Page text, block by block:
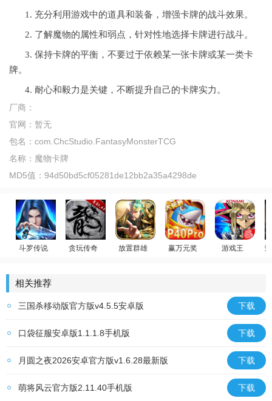
1. 充分利用游戏中的道具和装备，增强卡牌的战斗效果。
2. 了解魔物的属性和弱点，针对性地选择卡牌进行战斗。
3. 保持卡牌的平衡，不要过于依赖某一张卡牌或某一类卡
牌。
4. 耐心和毅力是关键，不断提升自己的卡牌实力。
厂商：
官网： 暂无
包名： com.ChcStudio.FantasyMonsterTCG
名称： 魔物卡牌
MD5值： 94d50bd5cf05281de12bb2a35a4298de
斗罗传说
贪玩传奇
放置群雄
回合制卡牌
赢万元奖
游戏王
相关推荐
三国杀移动版官方版v4.5.5安卓版 下载
口袋征服安卓版1.1.1.8手机版 下载
月圆之夜2026安卓官方版v1.6.28最新版 下载
萌将风云官方版2.11.40手机版 下载